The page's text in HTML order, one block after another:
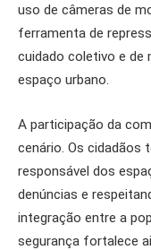
uso de câmeras de
ferramenta de
cuidado coletivo e de
espaço urbano.
A participação da
cenário. Os cidadãos
responsável dos
denúncias e
integração entre a
segurança fortalece